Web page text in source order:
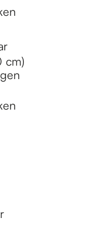
cm)